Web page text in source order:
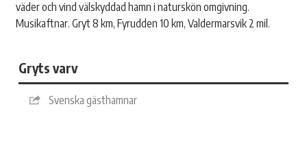
väder och vind välskyddad hamn i naturskön omgivning.
Musikaftnar. Gryt 8 km, Fyrudden 10 km, Valdermarsvik 2 mil.
Gryts varv
Svenska gästhamnar